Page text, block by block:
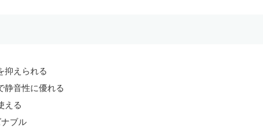
抑えられる
静音性に優れる
える
ブル